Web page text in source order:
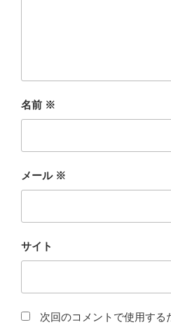
名前 ※
メール ※
サイト
次回のコメントで使用する